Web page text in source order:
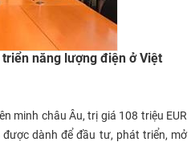
năng lượng điện ở Việt
minh châu Âu, trị giá 108 triệu EUR
dành để đầu tư, phát triển, mở